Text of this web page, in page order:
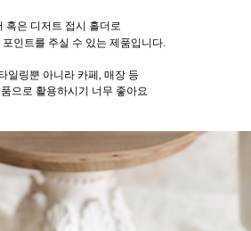
혹은 디저트 접시 홀더로
인트를 주실 수 있는 제품입니다.
일링뿐 아니라 카페, 매장 등
으로 활용하시기 너무 좋아요